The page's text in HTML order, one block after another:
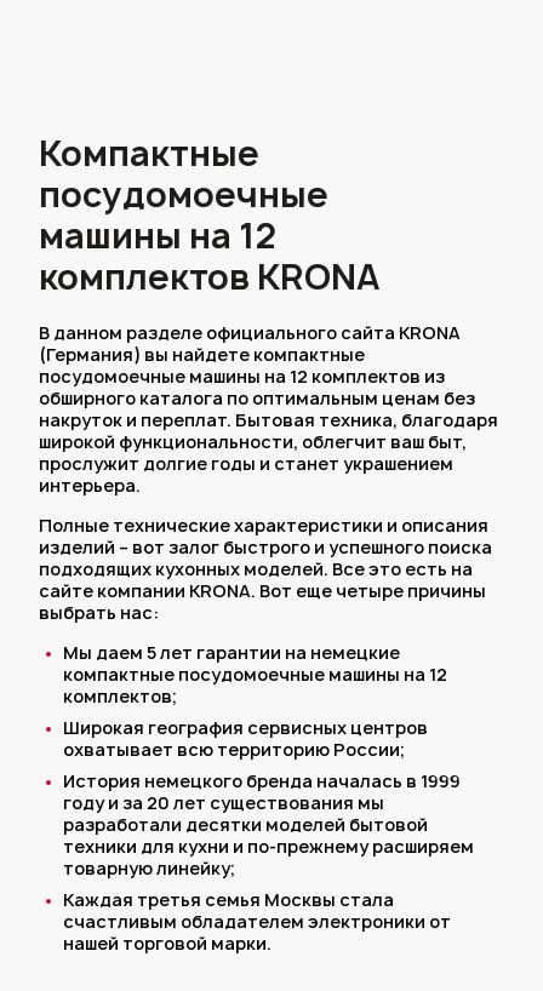
Компактные
посудомоечные
машины на 12
комплектов KRONA
В данном разделе официального сайта KRONA
(Германия) вы найдете компактные
посудомоечные машины на 12 комплектов из
обширного каталога по оптимальным ценам без
накруток и переплат. Бытовая техника, благодаря
широкой функциональности, облегчит ваш быт,
прослужит долгие годы и станет украшением
интерьера.
Полные технические характеристики и описания
изделий – вот залог быстрого и успешного поиска
подходящих кухонных моделей. Все это есть на
сайте компании KRONA. Вот еще четыре причины
выбрать нас:
Мы даем 5 лет гарантии на немецкие
компактные посудомоечные машины на 12
комплектов;
Широкая география сервисных центров
охватывает всю территорию России;
История немецкого бренда началась в 1999
году и за 20 лет существования мы
разработали десятки моделей бытовой
техники для кухни и по-прежнему расширяем
товарную линейку;
Каждая третья семья Москвы стала
счастливым обладателем электроники от
нашей торговой марки.